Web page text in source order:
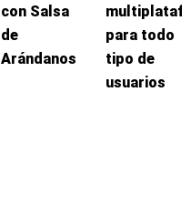
con Salsa
de
Arándanos
para todo
tipo de
usuarios